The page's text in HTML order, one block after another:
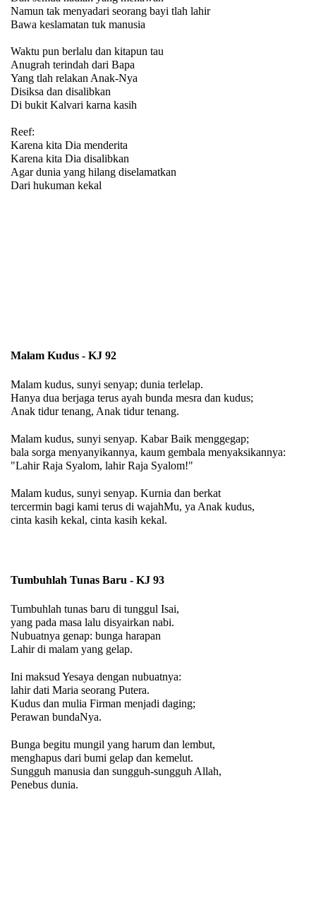
Namun tak menyadari seorang bayi tlah lahir
Bawa keslamatan tuk manusia
Waktu pun berlalu dan kitapun tau
Anugrah terindah dari Bapa
Yang tlah relakan Anak-Nya
Disiksa dan disalibkan
Di bukit Kalvari karna kasih
Reef:
Karena kita Dia menderita
Karena kita Dia disalibkan
Agar dunia yang hilang diselamatkan
Dari hukuman kekal
Malam Kudus - KJ 92
Malam kudus, sunyi senyap; dunia terlelap.
Hanya dua berjaga terus ayah bunda mesra dan kudus;
Anak tidur tenang, Anak tidur tenang.
Malam kudus, sunyi senyap. Kabar Baik menggegap;
bala sorga menyanyikannya, kaum gembala menyaksikannya:
"Lahir Raja Syalom, lahir Raja Syalom!"
Malam kudus, sunyi senyap. Kurnia dan berkat
tercermin bagi kami terus di wajahMu, ya Anak kudus,
cinta kasih kekal, cinta kasih kekal.
Tumbuhlah Tunas Baru - KJ 93
Tumbuhlah tunas baru di tunggul Isai,
yang pada masa lalu disyairkan nabi.
Nubuatnya genap: bunga harapan
Lahir di malam yang gelap.
Ini maksud Yesaya dengan nubuatnya:
lahir dati Maria seorang Putera.
Kudus dan mulia Firman menjadi daging;
Perawan bundaNya.
Bunga begitu mungil yang harum dan lembut,
menghapus dari bumi gelap dan kemelut.
Sungguh manusia dan sungguh-sungguh Allah,
Penebus dunia.